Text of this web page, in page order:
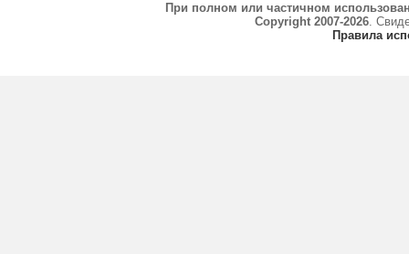
При полном или частичном
Copyright 2007-2026.
Правила